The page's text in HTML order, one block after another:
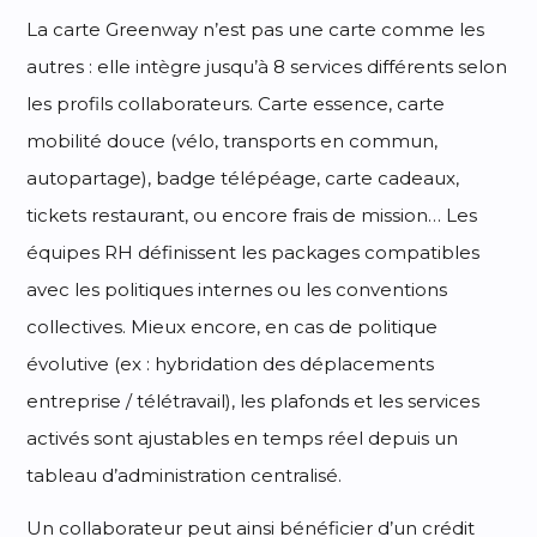
La carte Greenway n’est pas une carte comme les
autres : elle intègre jusqu’à 8 services différents selon
les profils collaborateurs. Carte essence, carte
mobilité douce (vélo, transports en commun,
autopartage), badge télépéage, carte cadeaux,
tickets restaurant, ou encore frais de mission… Les
équipes RH définissent les packages compatibles
avec les politiques internes ou les conventions
collectives. Mieux encore, en cas de politique
évolutive (ex : hybridation des déplacements
entreprise / télétravail), les plafonds et les services
activés sont ajustables en temps réel depuis un
tableau d’administration centralisé.
Un collaborateur peut ainsi bénéficier d’un crédit